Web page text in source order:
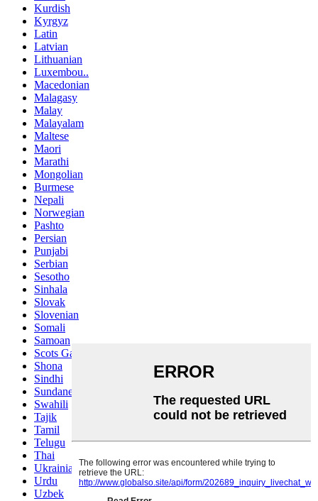
Kurdish
Kyrgyz
Latin
Latvian
Lithuanian
Luxembou..
Macedonian
Malagasy
Malay
Malayalam
Maltese
Maori
Marathi
Mongolian
Burmese
Nepali
Norwegian
Pashto
Persian
Punjabi
Serbian
Sesotho
Sinhala
Slovak
Slovenian
Somali
Samoan
Scots Gaelic
Shona
Sindhi
Sundanese
Swahili
Tajik
Tamil
Telugu
Thai
Ukrainian
Urdu
Uzbek